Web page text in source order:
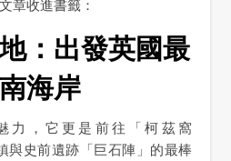
章收進書籤：
：出發英國最
海岸
力，它更是前往「柯茲窩
與史前遺跡「巨石陣」的最棒